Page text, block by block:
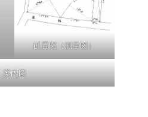
配置図（測量図）
案内図